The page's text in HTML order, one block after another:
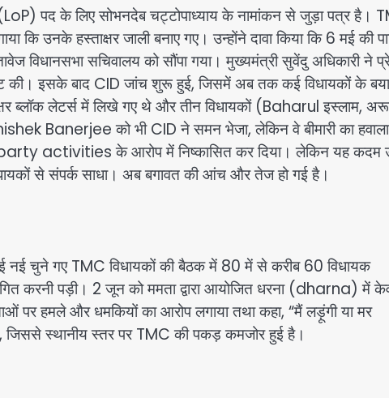
पद के लिए सोभनदेब चट्टोपाध्याय के नामांकन से जुड़ा पत्र है।
उनके हस्ताक्षर जाली बनाए गए। उन्होंने दावा किया कि 6 मई की
विधानसभा सचिवालय को सौंपा गया। मुख्यमंत्री सुवेंदु अधिकारी ने
की। इसके बाद CID जांच शुरू हुई, जिसमें अब तक कई विधायकों के
ब्लॉक लेटर्स में लिखे गए थे और तीन विधायकों (Baharul इस्लाम,
Banerjee को भी CID ने समन भेजा, लेकिन वे बीमारी का हवाला
activities के आरोप में निष्कासित कर दिया। लेकिन यह कदम
से संपर्क साधा। अब बगावत की आंच और तेज हो गई है।
नई चुने गए TMC विधायकों की बैठक में 80 में से करीब 60 विधायक
करनी पड़ी। 2 जून को ममता द्वारा आयोजित धरना (dharna) में
पर हमले और धमकियों का आरोप लगाया तथा कहा, “मैं लड़ूंगी या मर
जिससे स्थानीय स्तर पर TMC की पकड़ कमजोर हुई है।